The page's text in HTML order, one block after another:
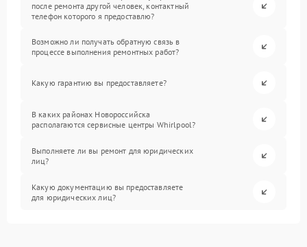
после ремонта другой человек, контактный
телефон которого я предоставлю?
Возможно ли получать обратную связь в
процессе выполнения ремонтных работ?
Какую гарантию вы предоставляете?
В каких районах Новороссийска
располагаются сервисные центры Whirlpool?
Выполняете ли вы ремонт для юридических
лиц?
Какую документацию вы предоставляете
для юридических лиц?